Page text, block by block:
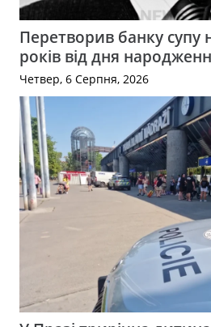
Перетворив банку супу
років від дня
Четвер, 6 Серпня, 2026